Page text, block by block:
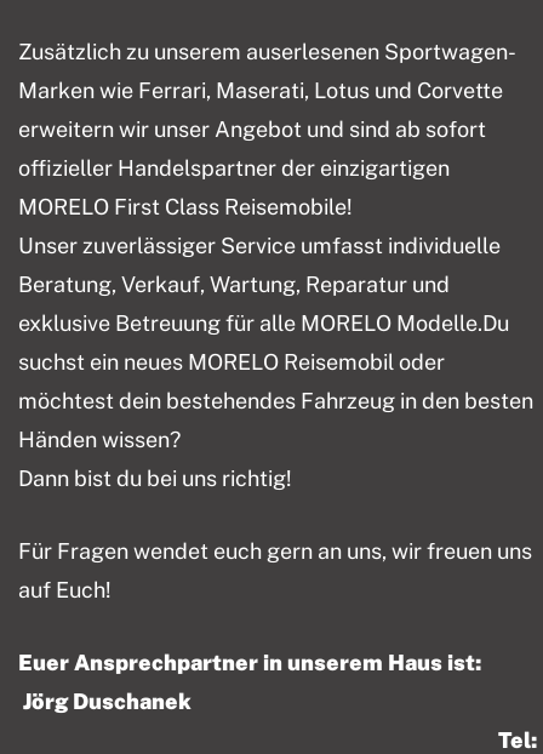
Zusätzlich zu unserem auserlesenen Sportwagen-
Marken wie Ferrari, Maserati, Lotus und Corvette
erweitern wir unser Angebot und sind ab sofort
offizieller Handelspartner der einzigartigen
MORELO First Class Reisemobile!
Unser zuverlässiger Service umfasst individuelle
Beratung, Verkauf, Wartung, Reparatur und
exklusive Betreuung für alle MORELO Modelle.Du
suchst ein neues MORELO Reisemobil oder
möchtest dein bestehendes Fahrzeug in den besten
Händen wissen?
Dann bist du bei uns richtig!
Für Fragen wendet euch gern an uns, wir freuen uns
auf Euch!
Euer Ansprechpartner in unserem Haus ist:
Jörg Duschanek
Tel: